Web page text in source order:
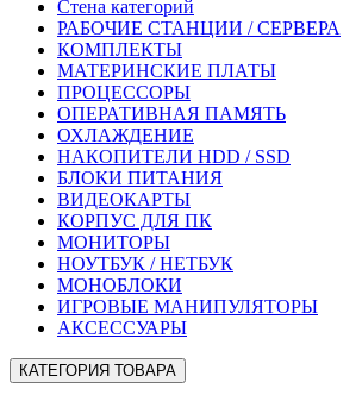
Стена категорий
РАБОЧИЕ СТАНЦИИ / СЕРВЕРА
КОМПЛЕКТЫ
МАТЕРИНСКИЕ ПЛАТЫ
ПРОЦЕССОРЫ
ОПЕРАТИВНАЯ ПАМЯТЬ
ОХЛАЖДЕНИЕ
НАКОПИТЕЛИ HDD / SSD
БЛОКИ ПИТАНИЯ
ВИДЕОКАРТЫ
КОРПУС ДЛЯ ПК
МОНИТОРЫ
НОУТБУК / НЕТБУК
МОНОБЛОКИ
ИГРОВЫЕ МАНИПУЛЯТОРЫ
АКСЕССУАРЫ
КАТЕГОРИЯ ТОВАРА